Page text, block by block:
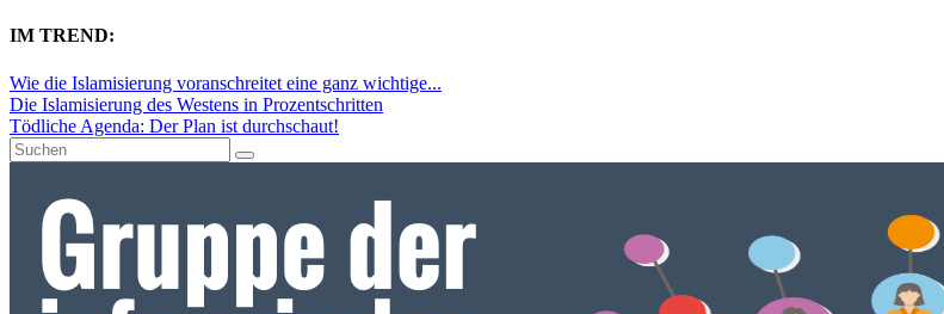
IM TREND:
Wie die Islamisierung voranschreitet eine ganz wichtige...
Die Islamisierung des Westens in Prozentschritten
Tödliche Agenda: Der Plan ist durchschaut!